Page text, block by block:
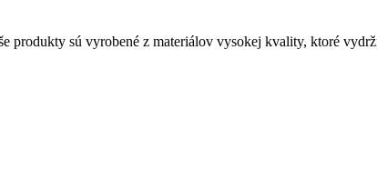
produkty sú vyrobené z materiálov vysokej kvality, ktoré